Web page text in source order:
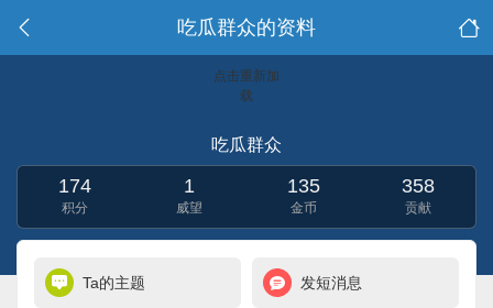
吃瓜群众的资料
点击重新加
载
吃瓜群众
174
积分
1
威望
135
金币
358
贡献
Ta的主题 发短消息